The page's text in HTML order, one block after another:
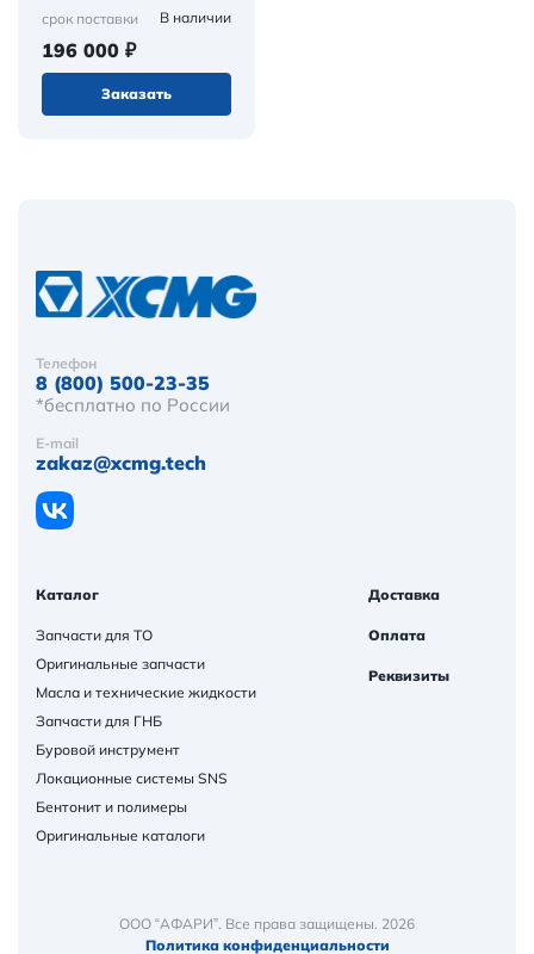
срок поставки В наличии
196 000 ₽
Заказать
Телефон
8 (800) 500-23-35
*бесплатно по России
E-mail
zakaz@xcmg.tech
Каталог
Запчасти для ТО
Оригинальные запчасти
Масла и технические жидкости
Запчасти для ГНБ
Буровой инструмент
Локационные системы SNS
Бентонит и полимеры
Оригинальные каталоги
Доставка
Оплата
Реквизиты
ООО “АФАРИ”. Все права защищены. 2026
Политика конфиденциальности